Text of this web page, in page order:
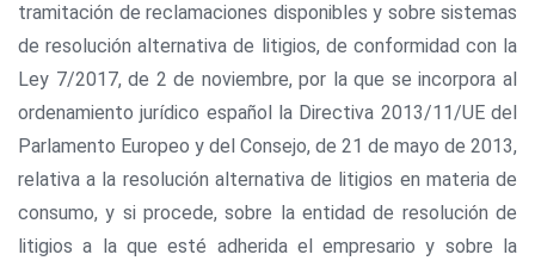
tramitación de reclamaciones disponibles y sobre sistemas
de resolución alternativa de litigios, de conformidad con la
Ley 7/2017, de 2 de noviembre, por la que se incorpora al
ordenamiento jurídico español la Directiva 2013/11/UE del
Parlamento Europeo y del Consejo, de 21 de mayo de 2013,
relativa a la resolución alternativa de litigios en materia de
consumo, y si procede, sobre la entidad de resolución de
litigios a la que esté adherida el empresario y sobre la